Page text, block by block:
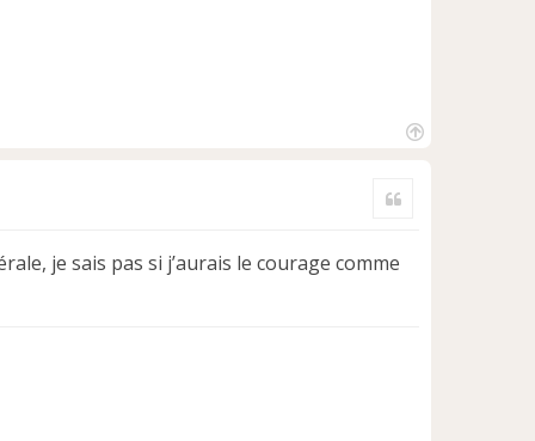
je sais pas si j’aurais le courage comme